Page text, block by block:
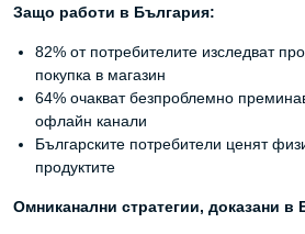
Защо работи в България:
82% от потребителите изследват
покупка в магазин
64% очакват безпроблемно
офлайн канали
Българските потребители ценят
продуктите
Омниканални стратегии, доказани в